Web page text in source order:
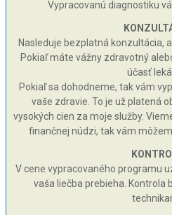
Vypracovanú diagnostiku
Nasleduje bezplatná konzultácia,
Pokiaľ máte vážny zdravotný
účasť
Pokiaľ sa dohodneme, tak vám
vaše zdravie. To je už platená
vysokých cien za moje služby.
finančnej núdzi, tak vám
V cene vypracovaného programu
vaša liečba prebieha. Kontrola